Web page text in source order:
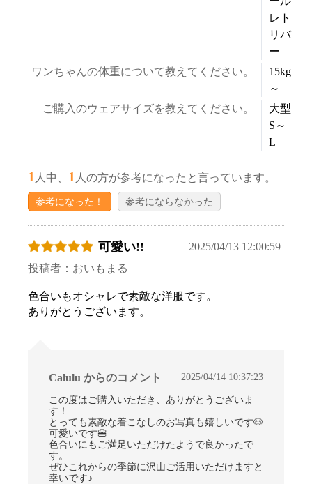
レト
リバ
ー
ワンちゃんの体重について教えてください。
15kg
～
ご購入のウェアサイズを教えてください。
大型
S～
L
1 人中、 1 人の方が参考になったと言っています。
参考になった！ 参考にならなかった
可愛い!!
2025/04/13 12:00:59
投稿者：おいもまる
色合いもオシャレで素敵な洋服です。
ありがとうございます。
Calulu からのコメント 2025/04/14 10:37:23
この度はご購入いただき、ありがとうございま
す！
とっても素敵な着こなしのお写真も嬉しいです🐶
可愛いです🍔
色合いにもご満足いただけたようで良かったで
す。
ぜひこれからの季節に沢山ご活用いただけますと
幸いです♪